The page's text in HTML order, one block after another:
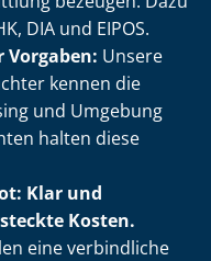
DIA und EIPOS.
Unsere
kennen die
und Umgebung
halten diese
Klar und
Kosten.
eine verbindliche